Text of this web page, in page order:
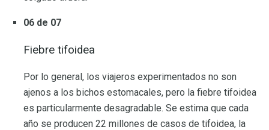
06 de 07
Fiebre tifoidea
Por lo general, los viajeros experimentados no son
ajenos a los bichos estomacales, pero la fiebre tifoidea
es particularmente desagradable. Se estima que cada
año se producen 22 millones de casos de tifoidea, la